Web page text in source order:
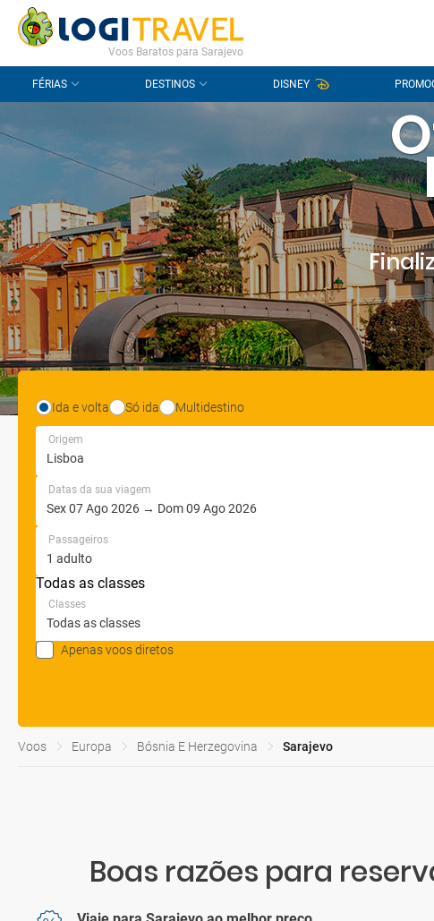
CONTACTO PERGUNTAS FREQUENTES
Voos Baratos para Sarajevo
FÉRIAS DESTINOS DISNEY
Ida e volta Só ida Multidestino
Origem
Datas da sua viagem
Passageiros
Todas as classes
Classes
Apenas voos diretos
Voos Europa Bósnia E Herzegovina Sarajevo
Boas razões para